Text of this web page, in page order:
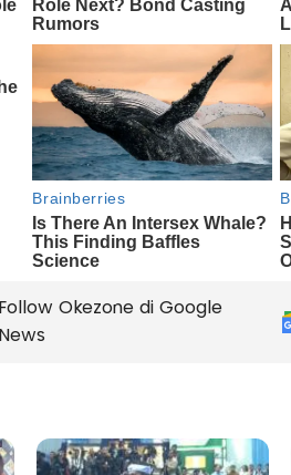
Follow Okezone di Google
News